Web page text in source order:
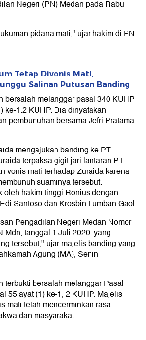
Negeri (PN) Medan pada Rabu
pidana mati," ujar hakim di PN
Tetap Divonis Mati,
Salinan Putusan Banding
bersalah melanggar pasal 340 KUHP
ke-1,2 KUHP. Dia dinyatakan
pembunuhan bersama Jefri Pratama
mengajukan banding ke PT
terpaksa gigit jari lantaran PT
vonis mati terhadap Zuraida karena
suaminya tersebut.
oleh hakim tinggi Ronius dengan
Santoso dan Krosbin Lumban Gaol.
Pengadilan Negeri Medan Nomor
Mdn, tanggal 1 Juli 2020, yang
tersebut," ujar majelis banding yang
Agung (MA), Senin
terbukti bersalah melanggar Pasal
55 ayat (1) ke-1, 2 KUHP. Majelis
mati telah mencerminkan rasa
dan masyarakat.